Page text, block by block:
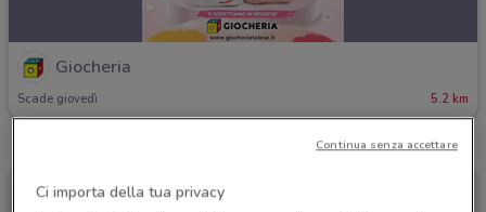
Giocheria
Scade giovedì 5.2 km
Ci importa della tua privacy
Continua senza accettare